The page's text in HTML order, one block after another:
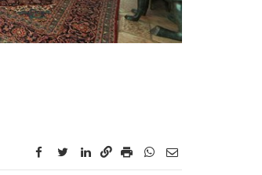
facebook
twitterlinkedin